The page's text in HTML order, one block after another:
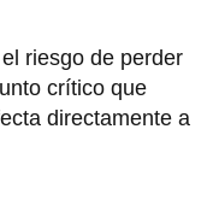
riesgo de perder
crítico que
directamente a